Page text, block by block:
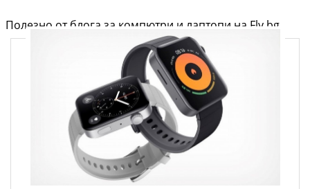
Полезно от блога за компютри и лаптопи на Fly.bg